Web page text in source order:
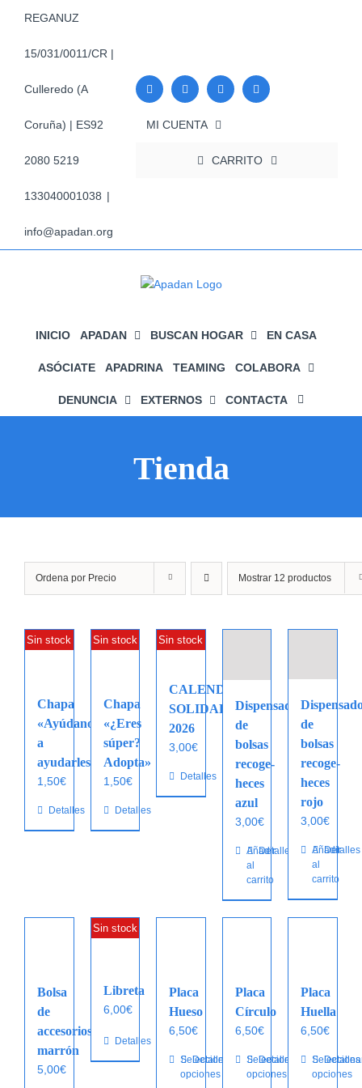
REGANUZ
15/031/0011/CR |
Culleredo (A
Coruña) | ES92
2080 5219
133040001038 |
info@apadan.org
MI CUENTA
CARRITO
INICIO APADAN BUSCAN HOGAR EN CASA
ASÓCIATE APADRINA TEAMING COLABORA
DENUNCIA EXTERNOS CONTACTA
Tienda
Ordena por Precio Mostrar 12 productos
Sin stock
Chapa
«Ayúdanos
a
ayudarles»
1,50€
Detalles
Sin stock
Chapa
«¿Eres
súper?
Adopta»
1,50€
Detalles
Sin stock
CALENDARIO
SOLIDARIO
2026
3,00€
Detalles
Dispensador
de
bolsas
recoge-
heces
azul
3,00€
Añadir
al
carrito
Detalles
de
bolsas
recoge-
heces
rojo
3,00€
Añadir
al
carrito
Detalles
Bolsa
de
accesorios
marrón
5,00€
Sin stock
Libreta
6,00€
Detalles
Placa
Hueso
6,50€
Seleccionar
opciones
Este
producto
Detalles
Placa
Círculo
6,50€
Seleccionar
opciones
Este
producto
Detalles
Placa
Huella
6,50€
opciones
Este
producto
Detalles